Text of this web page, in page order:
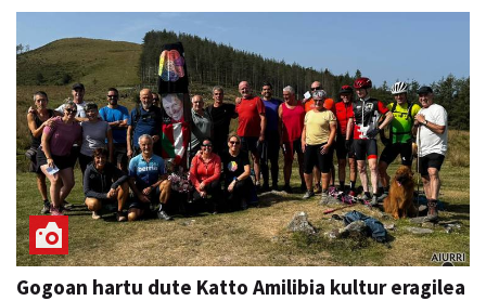
Gogoan hartu dute Katto Amilibia kultur eragilea